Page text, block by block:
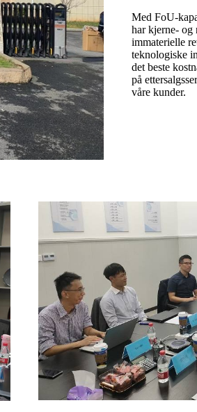
Med FoU-
har kjerne- og
immaterielle
teknologiske
det beste
på
våre kunder.